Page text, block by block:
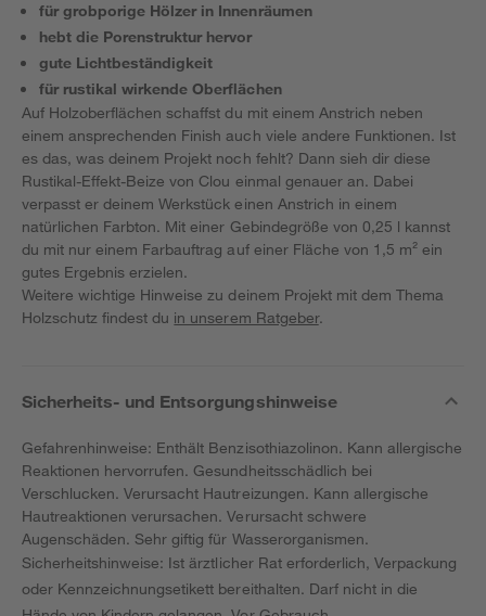
für grobporige Hölzer in Innenräumen
hebt die Porenstruktur hervor
gute Lichtbeständigkeit
für rustikal wirkende Oberflächen
Auf Holzoberflächen schaffst du mit einem Anstrich neben
einem ansprechenden Finish auch viele andere Funktionen. Ist
es das, was deinem Projekt noch fehlt? Dann sieh dir diese
Rustikal-Effekt-Beize von Clou einmal genauer an. Dabei
verpasst er deinem Werkstück einen Anstrich in einem
natürlichen Farbton. Mit einer Gebindegröße von 0,25 l kannst
du mit nur einem Farbauftrag auf einer Fläche von 1,5 m² ein
gutes Ergebnis erzielen.
Weitere wichtige Hinweise zu deinem Projekt mit dem Thema
Holzschutz findest du in unserem Ratgeber.
Sicherheits- und Entsorgungshinweise
Gefahrenhinweise: Enthält Benzisothiazolinon. Kann allergische
Reaktionen hervorrufen. Gesundheitsschädlich bei
Verschlucken. Verursacht Hautreizungen. Kann allergische
Hautreaktionen verursachen. Verursacht schwere
Augenschäden. Sehr giftig für Wasserorganismen.
Sicherheitshinweise: Ist ärztlicher Rat erforderlich, Verpackung
oder Kennzeichnungsetikett bereithalten. Darf nicht in die